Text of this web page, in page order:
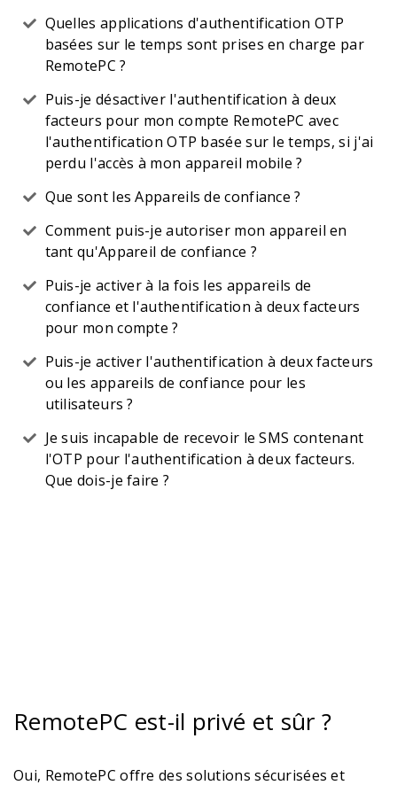
Quelles applications d'authentification OTP
basées sur le temps sont prises en charge par
RemotePC ?
Puis-je désactiver l'authentification à deux
facteurs pour mon compte RemotePC avec
l'authentification OTP basée sur le temps, si j'ai
perdu l'accès à mon appareil mobile ?
Que sont les Appareils de confiance ?
Comment puis-je autoriser mon appareil en
tant qu'Appareil de confiance ?
Puis-je activer à la fois les appareils de
confiance et l'authentification à deux facteurs
pour mon compte ?
Puis-je activer l'authentification à deux facteurs
ou les appareils de confiance pour les
utilisateurs ?
Je suis incapable de recevoir le SMS contenant
l'OTP pour l'authentification à deux facteurs.
Que dois-je faire ?
RemotePC est-il privé et sûr ?
Oui, RemotePC offre des solutions sécurisées et